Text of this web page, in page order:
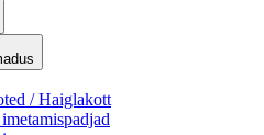
/ Haiglakott